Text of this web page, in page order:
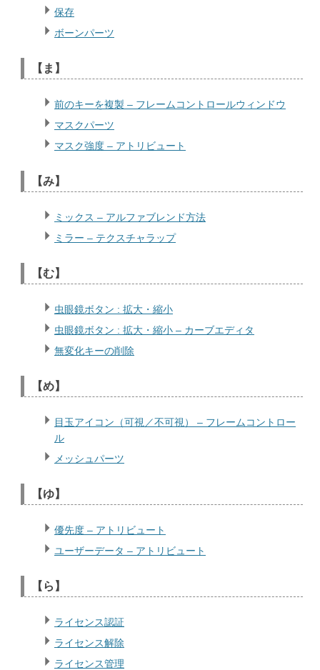
保存
ボーンパーツ
【ま】
前のキーを複製 – フレームコントロールウィンドウ
マスクパーツ
マスク強度 – アトリビュート
【み】
ミックス – アルファブレンド方法
ミラー – テクスチャラップ
【む】
虫眼鏡ボタン : 拡大・縮小
虫眼鏡ボタン : 拡大・縮小 – カーブエディタ
無変化キーの削除
【め】
目玉アイコン（可視／不可視） – フレームコントロー
ル
メッシュパーツ
【ゆ】
優先度 – アトリビュート
ユーザーデータ – アトリビュート
【ら】
ライセンス認証
ライセンス解除
ライセンス管理